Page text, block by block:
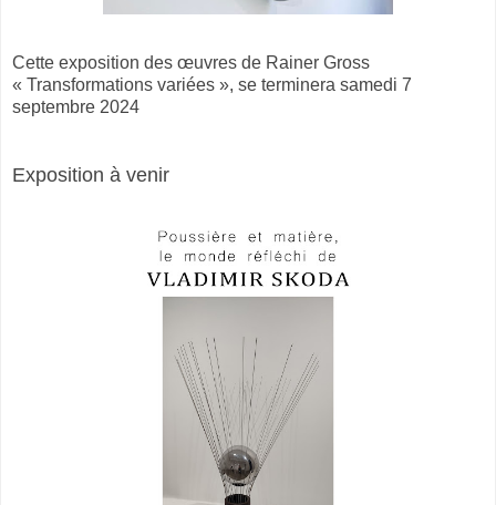
Cette exposition des œuvres de Rainer Gross
« Transformations variées », se terminera samedi 7
septembre 2024
Exposition à venir